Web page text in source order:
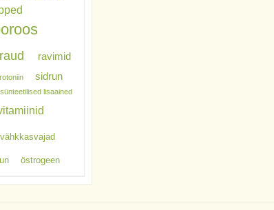
raud ravimid
sidrun
sünteetilised lisaained
vähkkasvajad
östrogeen